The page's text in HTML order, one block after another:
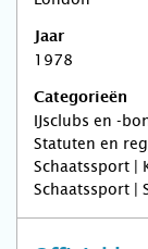
Jaar
1978
Categorieën
IJsclubs en -
Statuten en
Schaatssport |
Schaatssport |